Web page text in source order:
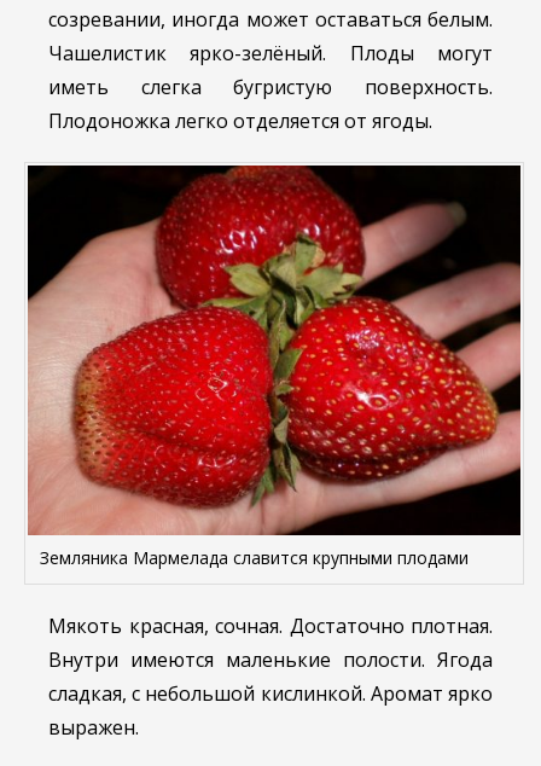
созревании, иногда может оставаться белым.
Чашелистик ярко-зелёный. Плоды могут
иметь слегка бугристую поверхность.
Плодоножка легко отделяется от ягоды.
Земляника Мармелада славится крупными плодами
Мякоть красная, сочная. Достаточно плотная.
Внутри имеются маленькие полости. Ягода
сладкая, с небольшой кислинкой. Аромат ярко
выражен.